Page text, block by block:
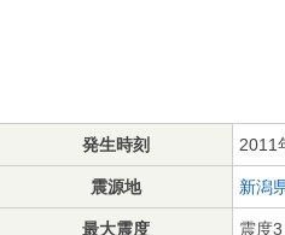
発生時刻 2011
震源地 新潟
最大震度 震度3